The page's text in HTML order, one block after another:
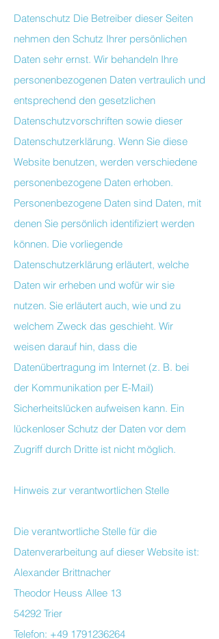
Datenschutz Die Betreiber dieser Seiten
nehmen den Schutz Ihrer persönlichen
Daten sehr ernst. Wir behandeln Ihre
personenbezogenen Daten vertraulich und
entsprechend den gesetzlichen
Datenschutzvorschriften sowie dieser
Datenschutzerklärung. Wenn Sie diese
Website benutzen, werden verschiedene
personenbezogene Daten erhoben.
Personenbezogene Daten sind Daten, mit
denen Sie persönlich identifiziert werden
können. Die vorliegende
Datenschutzerklärung erläutert, welche
Daten wir erheben und wofür wir sie
nutzen. Sie erläutert auch, wie und zu
welchem Zweck das geschieht. Wir
weisen darauf hin, dass die
Datenübertragung im Internet (z. B. bei
der Kommunikation per E-Mail)
Sicherheitslücken aufweisen kann. Ein
lückenloser Schutz der Daten vor dem
Zugriff durch Dritte ist nicht möglich.
Hinweis zur verantwortlichen Stelle
Die verantwortliche Stelle für die
Datenverarbeitung auf dieser Website ist:
Alexander Brittnacher
Theodor Heuss Allee 13
54292 Trier
Telefon: +49 1791236264